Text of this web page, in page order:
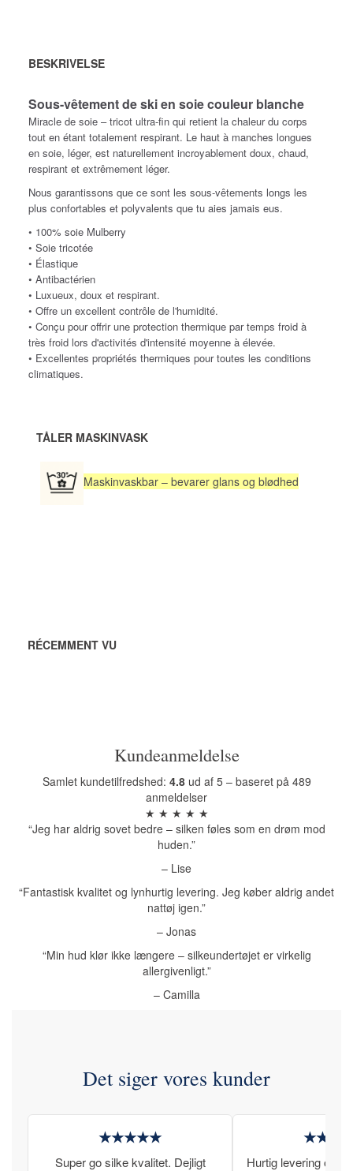
BESKRIVELSE
Sous-vêtement de ski en soie couleur blanche
Miracle de soie – tricot ultra-fin qui retient la chaleur du corps
tout en étant totalement respirant. Le haut à manches longues
en soie, léger, est naturellement incroyablement doux, chaud,
respirant et extrêmement léger.
Nous garantissons que ce sont les sous-vêtements longs les
plus confortables et polyvalents que tu aies jamais eus.
• 100% soie Mulberry
• Soie tricotée
• Élastique
• Antibactérien
• Luxueux, doux et respirant.
• Offre un excellent contrôle de l'humidité.
• Conçu pour offrir une protection thermique par temps froid à
très froid lors d'activités d'intensité moyenne à élevée.
• Excellentes propriétés thermiques pour toutes les conditions
climatiques.
TÅLER MASKINVASK
Maskinvaskbar – bevarer glans og blødhed
RÉCEMMENT VU
Kundeanmeldelse
Samlet kundetilfredshed: 4.8ud af 5 – baseret på 489
anmeldelser
★ ★ ★ ★ ★
“Jeg har aldrig sovet bedre – silken føles som en drøm mod
huden.”
– Lise
“Fantastisk kvalitet og lynhurtig levering. Jeg køber aldrig andet
nattøj igen.”
– Jonas
“Min hud klør ikke længere – silkeundertøjet er virkelig
allergivenligt.”
– Camilla
Det siger vores kunder
★★★★★
Super go silke kvalitet. Dejligt
Hurtig levering og